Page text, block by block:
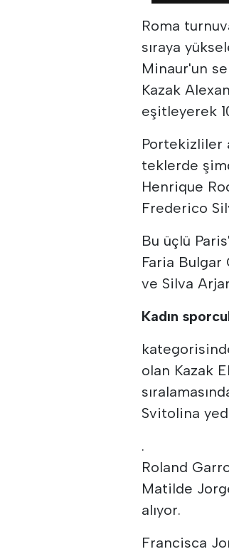
Roma
sıraya
Minaur'un
Kazak
eşitleyerek
Portekizliler
teklerde
Henrique
Frederico
Bu üçlü
Faria Bulgar
ve Silva
Kadın
olan Kazak
Svitolina
.
Roland
Matilde
alıyor.
Francisca